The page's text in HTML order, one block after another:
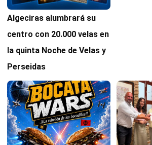
Algeciras alumbrará su
centro con 20.000 velas en
la quinta Noche de Velas y
Perseidas